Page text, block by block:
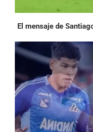
El mensaje de